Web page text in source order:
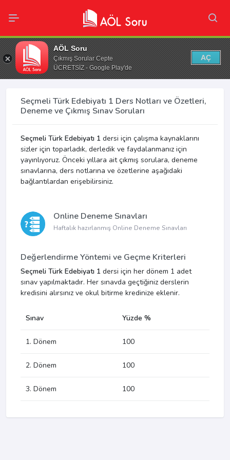
AÖL Soru
Çıkmış Sorular Cepte
ÜCRETSİZ - Google Play'de
AÇ
Seçmeli Türk Edebiyatı 1 Ders Notları ve Özetleri,
Deneme ve Çıkmış Sınav Soruları
Seçmeli Türk Edebiyatı 1 dersi için çalışma kaynaklarını
sizler için toparladık, derledik ve faydalanmanız için
yayınlıyoruz. Önceki yıllara ait çıkmış sorulara, deneme
sınavlarına, ders notlarına ve özetlerine aşağıdaki
bağlantılardan erişebilirsiniz.
Online Deneme Sınavları
Haftalık hazırlanmış Online Deneme Sınavları
Değerlendirme Yöntemi ve Geçme Kriterleri
Seçmeli Türk Edebiyatı 1 dersi için her dönem 1 adet
sınav yapılmaktadır. Her sınavda geçtiğiniz derslerin
kredisini alırsınız ve okul bitirme kredinize eklenir.
Sınav Yüzde %
1. Dönem 100
2. Dönem 100
3. Dönem 100